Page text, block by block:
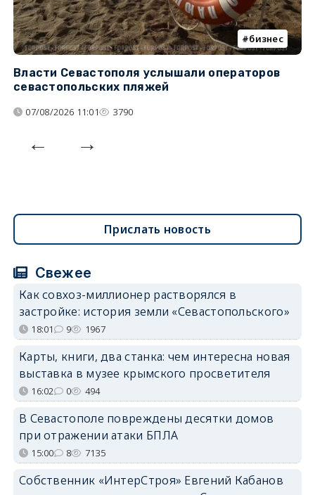
бизнес
Власти Севастополя услышали операторов
севастопольских пляжей
07/08/2026 11:01 3790
Прислать новость
Свежее
Как совхоз-миллионер растворялся в
застройке: история земли «Севастопольского»
18:01 9 1967
Карты, книги, два станка: чем интересна новая
выставка в музее крымского просветителя
16:02 0 494
В Севастополе повреждены десятки домов
при отражении атаки БПЛА
15:00 8 7135
Собственник «ИнтерСтроя» Евгений Кабанов